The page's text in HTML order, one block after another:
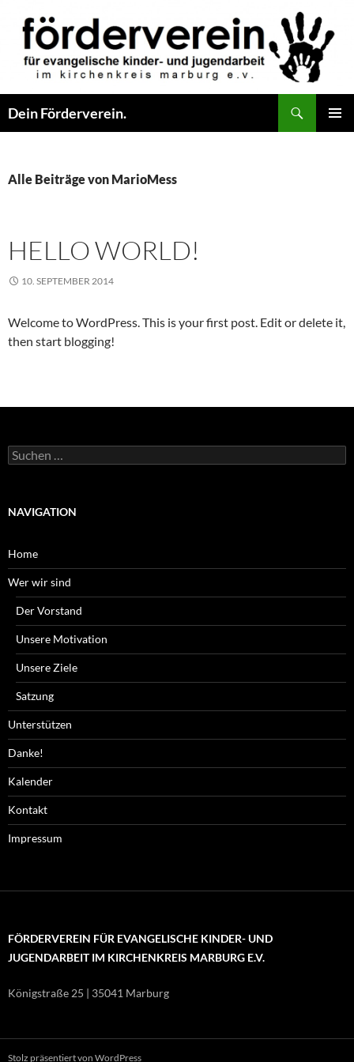
Inhalt
springen
Dein Förderverein.
Alle Beiträge von MarioMess
HELLO WORLD!
10. SEPTEMBER 2014
Welcome to WordPress. This is your first post. Edit or delete it,
then start blogging!
Suchen
nach:
NAVIGATION
Home
Wer wir sind
Der Vorstand
Unsere Motivation
Unsere Ziele
Satzung
Unterstützen
Danke!
Kalender
Kontakt
Impressum
FÖRDERVEREIN FÜR EVANGELISCHE KINDER- UND
JUGENDARBEIT IM KIRCHENKREIS MARBURG E.V.
Königstraße 25 | 35041 Marburg
Stolz präsentiert von WordPress